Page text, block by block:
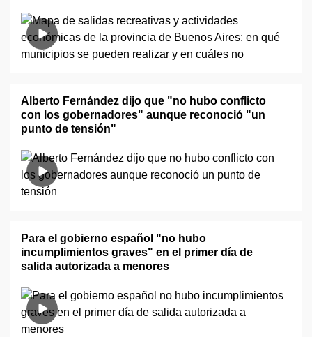
Alberto Fernández dijo que "no hubo conflicto
con los gobernadores" aunque reconoció "un
punto de tensión"
Para el gobierno español "no hubo
incumplimientos graves" en el primer día de
salida autorizada a menores